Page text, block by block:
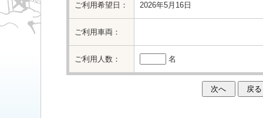
ご利用希望日： 2026年5月16日
ご利用車両：
ご利用人数： 名